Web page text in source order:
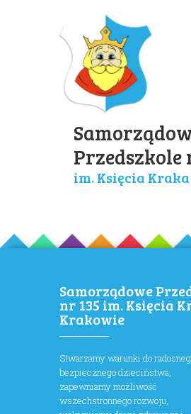
Przedszkole
im. Księcia Kraka
Samorządowe
nr 135 im. Księcia
Krakowie
Stwarzamy warunki do
bezpiecznego dzieciństwa,
zapewniamy możliwość
wszechstronnego rozwoju,